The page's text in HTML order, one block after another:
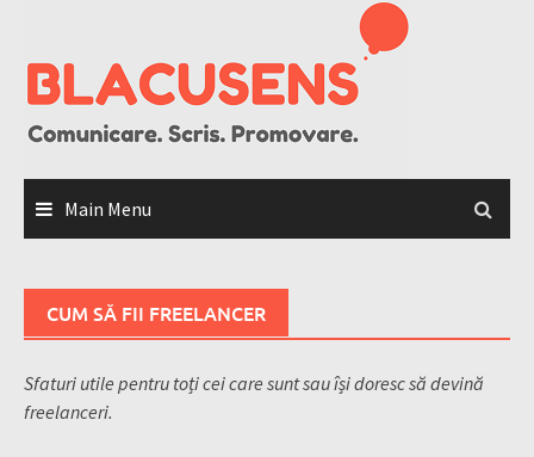
content
Main Menu
CUM SĂ FII FREELANCER
Sfaturi utile pentru toți cei care sunt sau își doresc să devină
freelanceri.